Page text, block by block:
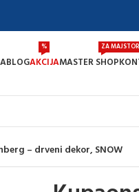
BLOGAKCIJA
%
MASTER SHOP
ZA
– drveni dekor, SNOW